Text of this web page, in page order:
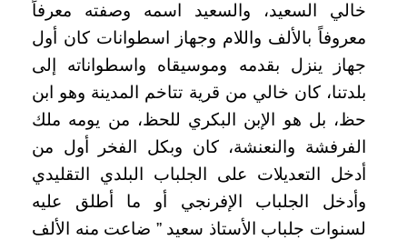
خالي السعيد، والسعيد اسمه وصفته معرفاً
معروفاً بالألف واللام وجهاز اسطوانات كان أول
جهاز ينزل بقدمه وموسيقاه واسطواناته إلى
بلدتنا، كان خالي من قرية تتاخم المدينة وهو ابن
حظ، بل هو الإبن البكري للحظ، من يومه ملك
الفرفشة والنعنشة، كان وبكل الفخر أول من
أدخل التعديلات على الجلباب البلدي التقليدي
وأدخل الجلباب الإفرنجي أو ما أطلق عليه
لسنوات جلباب الأستاذ سعيد ” ضاعت منه الألف